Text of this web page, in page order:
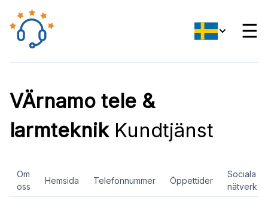
☰
VÄrnamo tele &
larmteknikKundtjänst
Om
oss
Hemsida Telefonnummer Öppettider
Sociala
nätverk